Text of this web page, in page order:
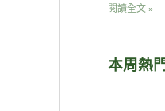
閱讀全文 »
本周熱